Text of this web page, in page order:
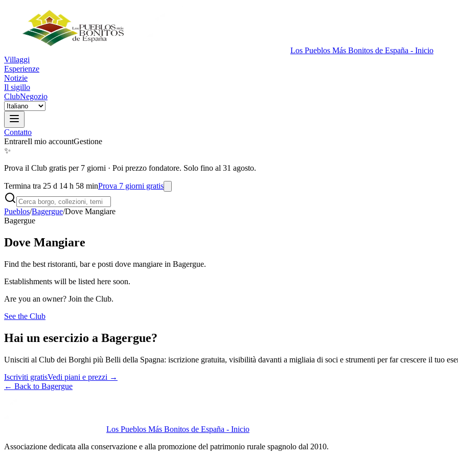
Los Pueblos Más Bonitos de España - Inicio
Villaggi
Esperienze
Notizie
Il sigillo
ClubNegozio
Contatto
EntrareIl mio accountGestione
✨
Prova il Club gratis per 7 giorni · Poi prezzo fondatore. Solo fino al 31 agosto.
Termina tra 25 d 14 h 58 minProva 7 giorni gratis
Pueblos/Bagergue/Dove Mangiare
Bagergue
Dove Mangiare
Find the best ristoranti, bar e posti dove mangiare in Bagergue.
Establishments will be listed here soon.
Are you an owner? Join the Club.
See the Club
Hai un esercizio a Bagergue?
Unisciti al Club dei Borghi più Belli della Spagna: iscrizione gratuita, visibilità davanti a migliaia di soci e strumenti per far crescere il tuo
Iscriviti gratisVedi piani e prezzi →
← Back to Bagergue
Los Pueblos Más Bonitos de España - Inicio
Associazione dedicata alla conservazione e alla promozione del patrimonio rurale spagnolo dal 2010.